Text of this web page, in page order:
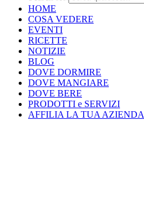
HOME
COSA VEDERE
EVENTI
RICETTE
NOTIZIE
BLOG
DOVE DORMIRE
DOVE MANGIARE
DOVE BERE
PRODOTTI e SERVIZI
AFFILIA LA TUA AZIENDA